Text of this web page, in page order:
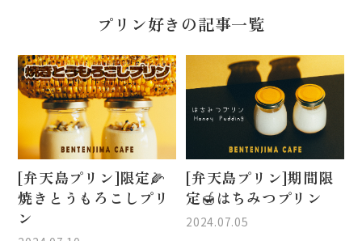
プリン好きの記事一覧
[弁天島プリン]限定🌽
焼きとうもろこしプリ
ン
[弁天島プリン]期間限
定🍯はちみつプリン
2024.07.05